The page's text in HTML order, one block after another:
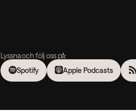
Lyssna och följ oss på:
Spotify
Apple Podcasts